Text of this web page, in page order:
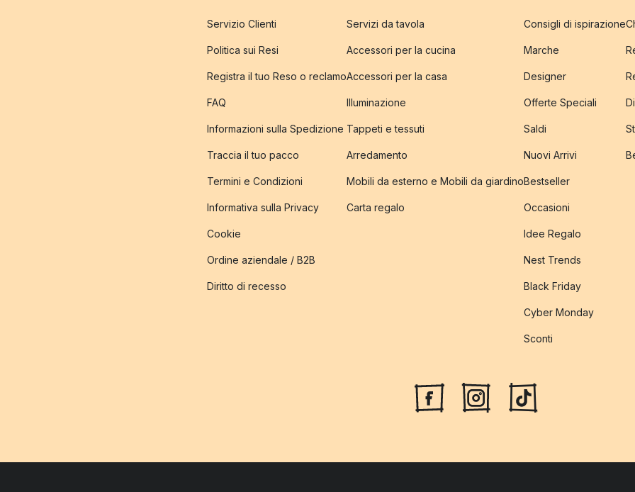
Servizio Clienti
Politica sui Resi
Registra il tuo Reso o reclamo
FAQ
Informazioni sulla Spedizione
Traccia il tuo pacco
Termini e Condizioni
Informativa sulla Privacy
Cookie
Ordine aziendale / B2B
Diritto di recesso
Servizi da tavola
Accessori per la cucina
Accessori per la casa
Illuminazione
Tappeti e tessuti
Arredamento
Mobili da esterno e Mobili da giardino
Carta regalo
Consigli di ispirazione
Marche
Designer
Offerte Speciali
Saldi
Nuovi Arrivi
Bestseller
Occasioni
Idee Regalo
Nest Trends
Black Friday
Cyber Monday
Sconti